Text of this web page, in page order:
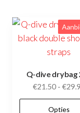
Q-dive drybag
€21.50 - €
Opties